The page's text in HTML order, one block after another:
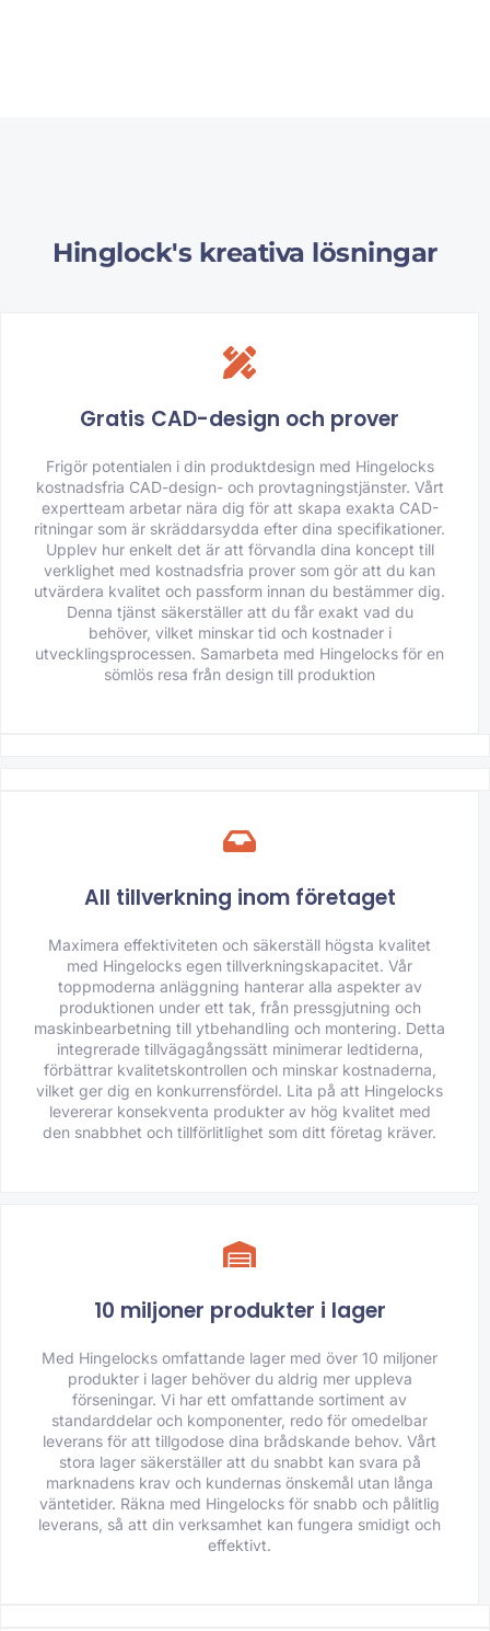
Hinglock's kreativa lösningar
Gratis CAD-design och prover
Frigör potentialen i din produktdesign med Hingelocks
kostnadsfria CAD-design- och provtagningstjänster. Vårt
expertteam arbetar nära dig för att skapa exakta CAD-
ritningar som är skräddarsydda efter dina specifikationer.
Upplev hur enkelt det är att förvandla dina koncept till
verklighet med kostnadsfria prover som gör att du kan
utvärdera kvalitet och passform innan du bestämmer dig.
Denna tjänst säkerställer att du får exakt vad du
behöver, vilket minskar tid och kostnader i
utvecklingsprocessen. Samarbeta med Hingelocks för en
sömlös resa från design till produktion
All tillverkning inom företaget
Maximera effektiviteten och säkerställ högsta kvalitet
med Hingelocks egen tillverkningskapacitet. Vår
toppmoderna anläggning hanterar alla aspekter av
produktionen under ett tak, från pressgjutning och
maskinbearbetning till ytbehandling och montering. Detta
integrerade tillvägagångssätt minimerar ledtiderna,
förbättrar kvalitetskontrollen och minskar kostnaderna,
vilket ger dig en konkurrensfördel. Lita på att Hingelocks
levererar konsekventa produkter av hög kvalitet med
den snabbhet och tillförlitlighet som ditt företag kräver.
10 miljoner produkter i lager
Med Hingelocks omfattande lager med över 10 miljoner
produkter i lager behöver du aldrig mer uppleva
förseningar. Vi har ett omfattande sortiment av
standarddelar och komponenter, redo för omedelbar
leverans för att tillgodose dina brådskande behov. Vårt
stora lager säkerställer att du snabbt kan svara på
marknadens krav och kundernas önskemål utan långa
väntetider. Räkna med Hingelocks för snabb och pålitlig
leverans, så att din verksamhet kan fungera smidigt och
effektivt.